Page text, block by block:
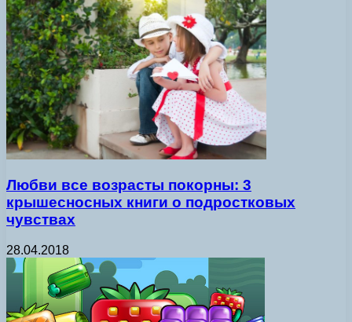
Любви все возрасты покорны: 3
крышесносных книги о подростковых
чувствах
28.04.2018